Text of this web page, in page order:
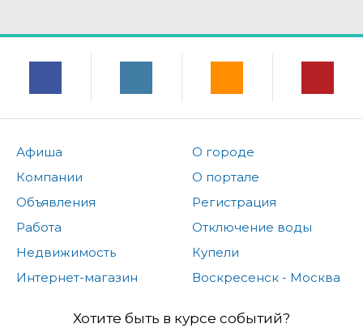
Афиша
Компании
Объявления
Работа
Недвижимость
Интернет-магазин
О городе
О портале
Регистрация
Отключение воды
Купели
Воскресенск - Москва
Хотите быть в курсе событий?